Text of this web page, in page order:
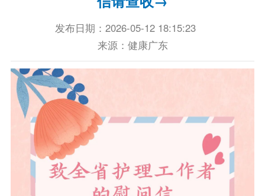
发布日期：2026-05-12 18:15:23
来源：健康广东